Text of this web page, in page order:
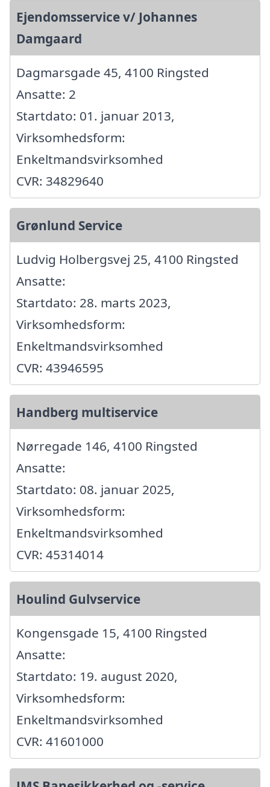
Ejendomsservice v/ Johannes
Damgaard
Dagmarsgade 45, 4100 Ringsted
Ansatte: 2
Startdato: 01. januar 2013,
Virksomhedsform:
Enkeltmandsvirksomhed
CVR: 34829640
Grønlund Service
Ludvig Holbergsvej 25, 4100 Ringsted
Ansatte:
Startdato: 28. marts 2023,
Virksomhedsform:
Enkeltmandsvirksomhed
CVR: 43946595
Handberg multiservice
Nørregade 146, 4100 Ringsted
Ansatte:
Startdato: 08. januar 2025,
Virksomhedsform:
Enkeltmandsvirksomhed
CVR: 45314014
Houlind Gulvservice
Kongensgade 15, 4100 Ringsted
Ansatte:
Startdato: 19. august 2020,
Virksomhedsform:
Enkeltmandsvirksomhed
CVR: 41601000